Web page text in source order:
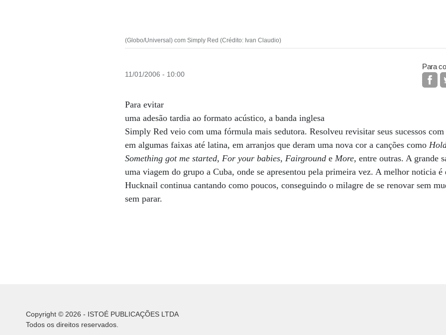
(Globo/Universal) com Simply Red (Crédito: Ivan Claudio)
11/01/2006 - 10:00
Para
Para evitar
uma adesão tardia ao formato acústico, a banda inglesa
Simply Red veio com uma fórmula mais sedutora. Resolveu revisitar seus sucessos
em algumas faixas até latina, em arranjos que deram uma nova cor a canções como
Something got me started,For your babies,Fairground eMore, entre outras. A grande
uma viagem do grupo a Cuba, onde se apresentou pela primeira vez. A melhor noticia
Hucknail continua cantando como poucos, conseguindo o milagre de se renovar sem
sem parar.
Copyright © 2026 - ISTOÉ PUBLICAÇÕES LTDA
Todos os direitos reservados.